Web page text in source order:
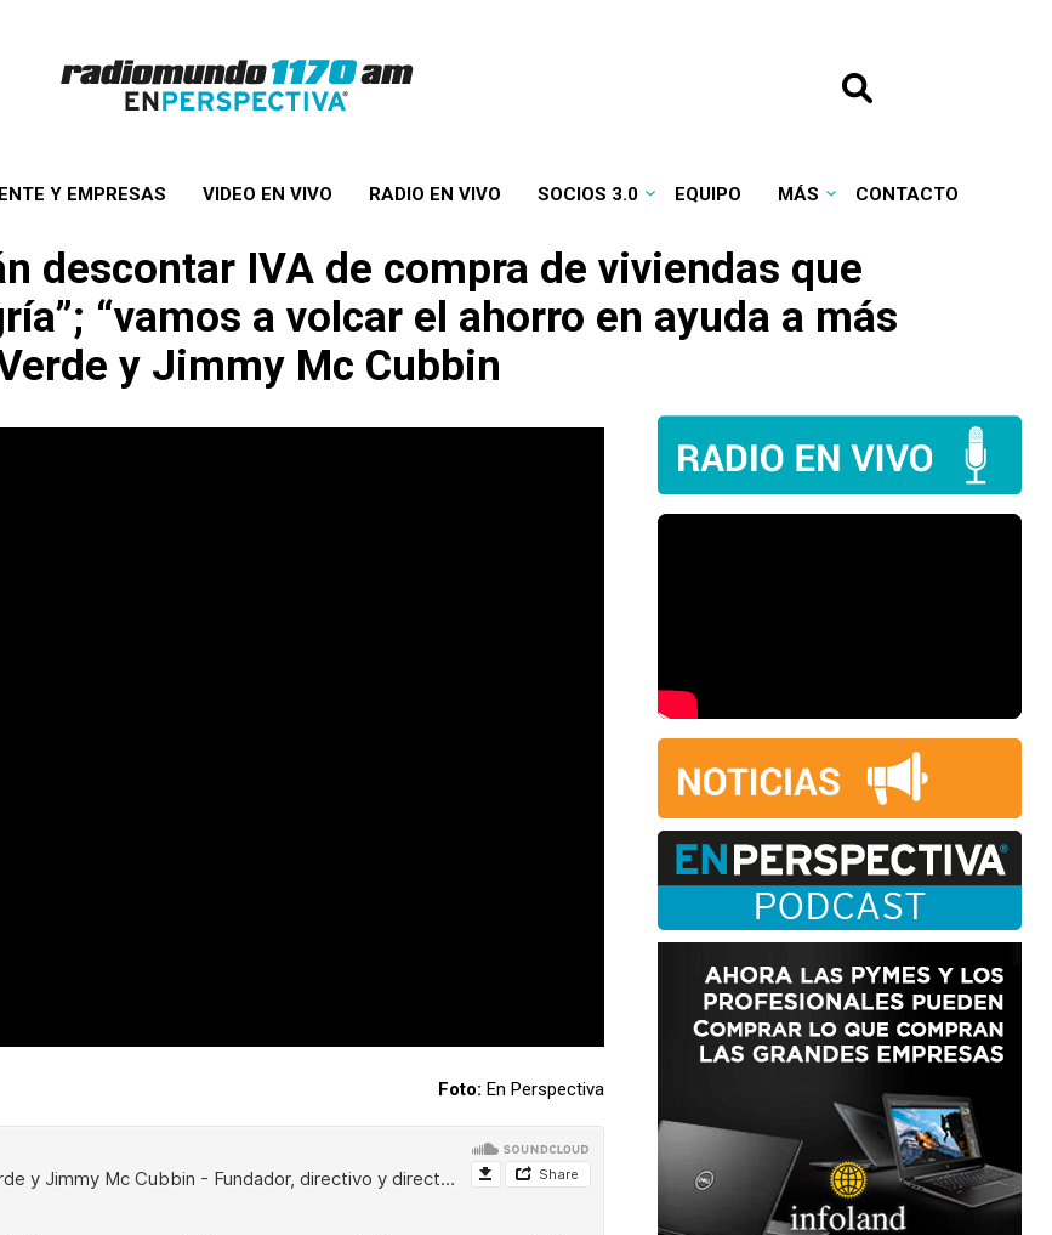
Y EMPRESAS VIDEO EN VIVO RADIO EN VIVO SOCIOS 3.0 EQUIPO MÁS CONTACTO
descontar IVA de compra de viviendas que
“vamos a volcar el ahorro en ayuda a más
y Jimmy Mc Cubbin
Foto: En Perspectiva